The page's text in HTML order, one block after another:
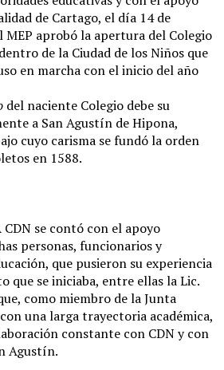
de Cartago, el día 14 de
MEP aprobó la apertura del Colegio
de la Ciudad de los Niños que
en marcha con el inicio del año
del naciente Colegio debe su
a San Agustín de Hipona,
cuyo carisma se fundó la orden
en 1588.
CDN se contó con el apoyo
personas, funcionarios y
que pusieron su experiencia
que se iniciaba, entre ellas la Lic.
como miembro de la Junta
una larga trayectoria académica,
constante con CDN y con
Agustín.